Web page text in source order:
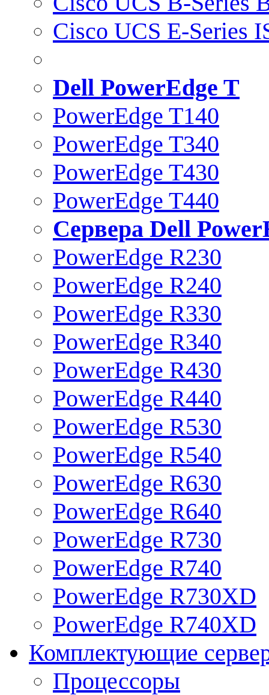
Cisco UCS E-Series
Dell PowerEdge T
PowerEdge T140
PowerEdge T340
PowerEdge T430
PowerEdge T440
Сервера Dell
PowerEdge R230
PowerEdge R240
PowerEdge R330
PowerEdge R340
PowerEdge R430
PowerEdge R440
PowerEdge R530
PowerEdge R540
PowerEdge R630
PowerEdge R640
PowerEdge R730
PowerEdge R740
PowerEdge R730XD
PowerEdge R740XD
Комплектующие
Процессоры